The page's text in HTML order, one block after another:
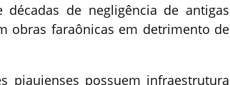
de negligência de antigas
obras faraônicas em detrimento de
piauienses possuem infraestrutura